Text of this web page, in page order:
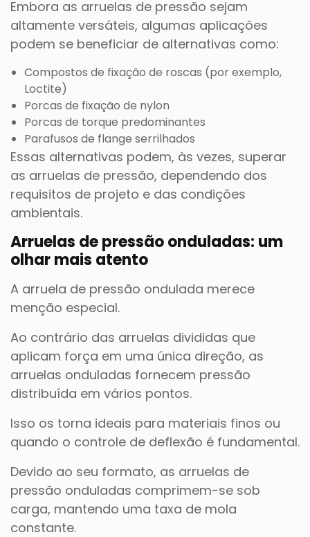
Embora as arruelas de pressão sejam
altamente versáteis, algumas aplicações
podem se beneficiar de alternativas como:
Compostos de fixação de roscas (por exemplo,
Loctite)
Porcas de fixação de nylon
Porcas de torque predominantes
Parafusos de flange serrilhados
Essas alternativas podem, às vezes, superar
as arruelas de pressão, dependendo dos
requisitos de projeto e das condições
ambientais.
Arruelas de pressão onduladas: um
olhar mais atento
A arruela de pressão ondulada merece
menção especial.
Ao contrário das arruelas divididas que
aplicam força em uma única direção, as
arruelas onduladas fornecem pressão
distribuída em vários pontos.
Isso os torna ideais para materiais finos ou
quando o controle de deflexão é fundamental.
Devido ao seu formato, as arruelas de
pressão onduladas comprimem-se sob
carga, mantendo uma taxa de mola
constante.